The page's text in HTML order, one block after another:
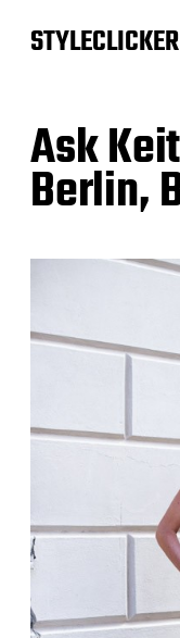
STYLECLICKER
Ask
Berlin,